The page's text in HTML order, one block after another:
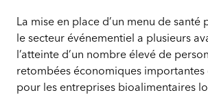
La mise en place d’un menu de santé
le secteur événementiel a plusieurs
l’atteinte d’un nombre élevé de
retombées économiques importantes
pour les entreprises bioalimentaires